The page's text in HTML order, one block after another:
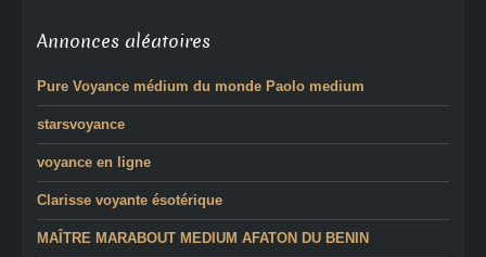
Annonces aléatoires
Pure Voyance médium du monde Paolo medium
starsvoyance
voyance en ligne
Clarisse voyante ésotérique
MAÎTRE MARABOUT MEDIUM AFATON DU BENIN